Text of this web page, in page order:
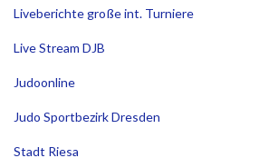
Liveberichte große int. Turniere
Live Stream DJB
Judoonline
Judo Sportbezirk Dresden
Stadt Riesa